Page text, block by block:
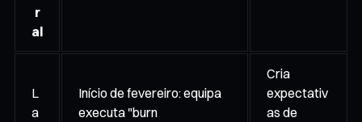
r
al
L
a
Início de fevereiro: equipa
executa "burn
Cria
expectativ
as de